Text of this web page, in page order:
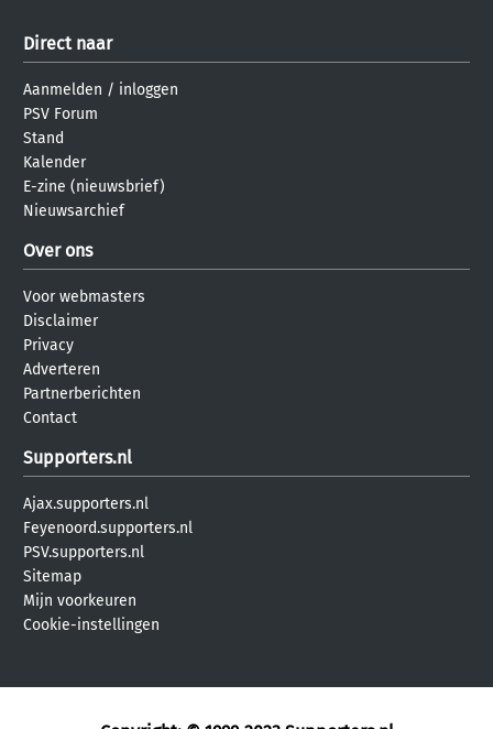
Direct naar
Aanmelden / inloggen
PSV Forum
Stand
Kalender
E-zine (nieuwsbrief)
Nieuwsarchief
Over ons
Voor webmasters
Disclaimer
Privacy
Adverteren
Partnerberichten
Contact
Supporters.nl
Ajax.supporters.nl
Feyenoord.supporters.nl
PSV.supporters.nl
Sitemap
Mijn voorkeuren
Cookie-instellingen